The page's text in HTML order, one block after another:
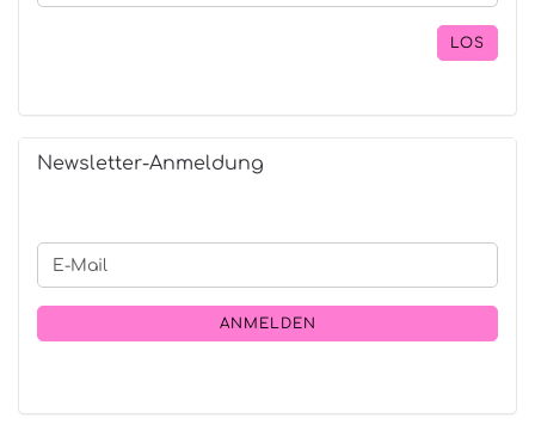
LOS
Newsletter-Anmeldung
ZUR
E-
Mail
ANMELDEN